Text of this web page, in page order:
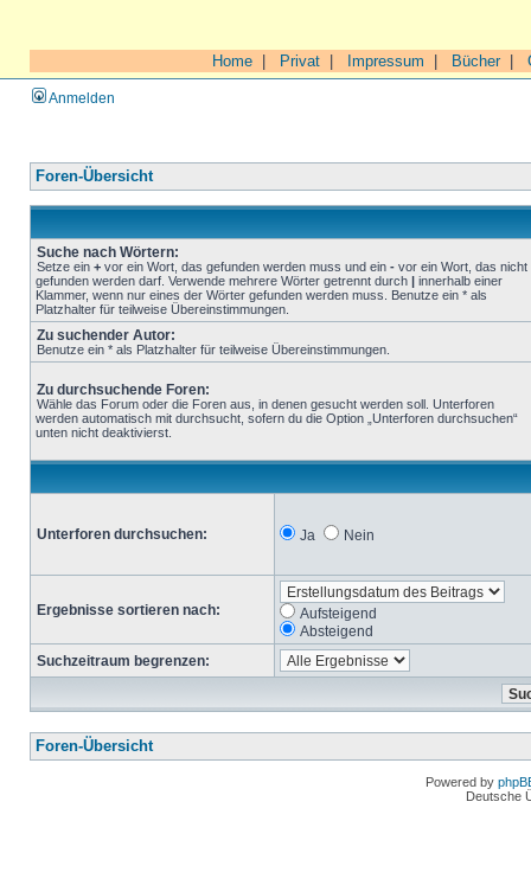
Home Privat Impressum Bücher|
Anmelden
Foren-Übersicht
Suche nach Wörtern:
Setze ein + vor ein Wort, das gefunden werden muss und ein - vor ein Wort, das nicht
gefunden werden darf. Verwende mehrere Wörter getrennt durch | innerhalb einer
Klammer, wenn nur eines der Wörter gefunden werden muss. Benutze ein * als
Platzhalter für teilweise Übereinstimmungen.
Zu suchender Autor:
Benutze ein * als Platzhalter für teilweise Übereinstimmungen.
Zu durchsuchende Foren:
Wähle das Forum oder die Foren aus, in denen gesucht werden soll. Unterforen
werden automatisch mit durchsucht, sofern du die Option „Unterforen durchsuchen“
unten nicht deaktivierst.
Unterforen durchsuchen: Ja Nein
Ergebnisse sortieren nach:
Aufsteigend
Absteigend
Suchzeitraum begrenzen:
Foren-Übersicht
Powered by
Deutsche